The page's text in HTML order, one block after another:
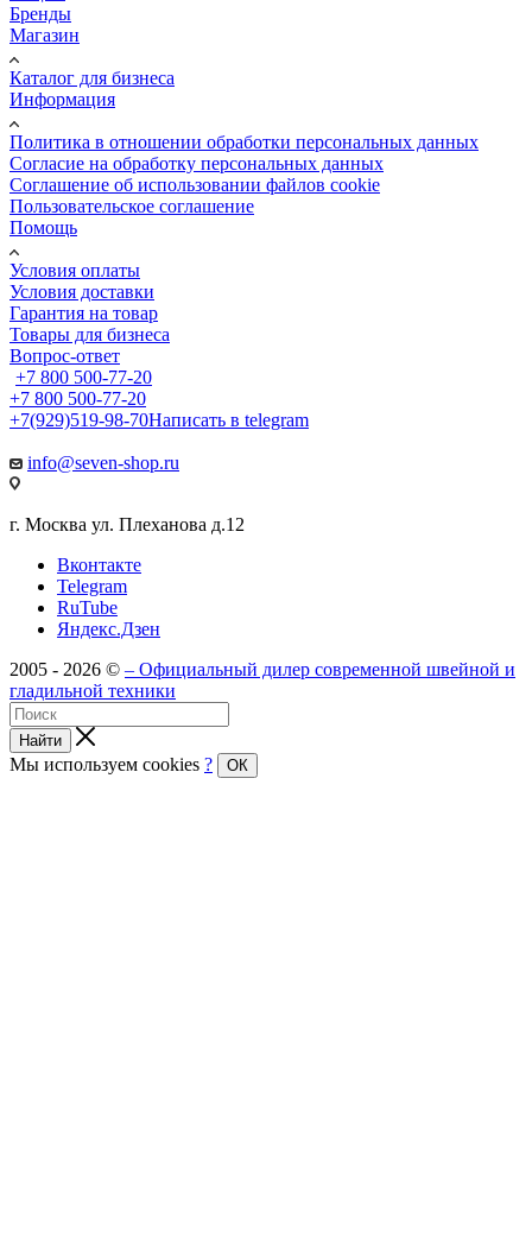
Бренды
Магазин
Каталог для бизнеса
Информация
Политика в отношении обработки персональных данных
Cогласие на обработку персональных данных
Cоглашение об использовании файлов cookie
Пользовательское соглашение
Помощь
Условия оплаты
Условия доставки
Гарантия на товар
Товары для бизнеса
Вопрос-ответ
+7 800 500-77-20
+7 800 500-77-20
+7(929)519-98-70Написать в telegram
info@seven-shop.ru
г. Москва ул. Плеханова д.12
Вконтакте
Telegram
RuTube
Яндекс.Дзен
2005 - 2026 © – Официальный дилер современной швейной и
гладильной техники
Найти
Мы используем cookies ? ОК